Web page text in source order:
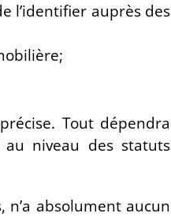
l’identifier auprès des
Tout dépendra
niveau des statuts
absolument aucun